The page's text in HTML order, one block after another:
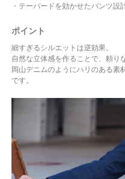
・テーパードを効かせたパンツ設
ポイント
細すぎるシルエットは逆効果。
自然な立体感を作ることで、頼り
岡山デニムのようにハリのある素
です。